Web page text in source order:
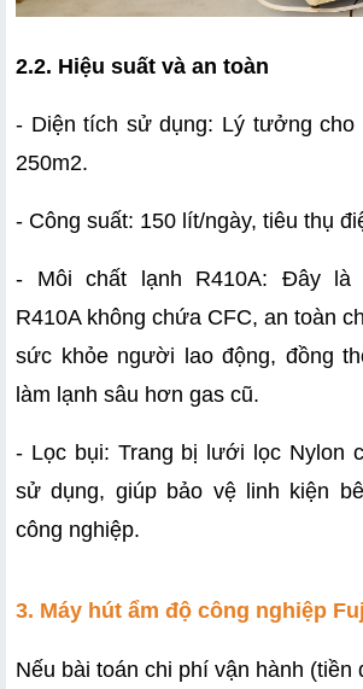
2.2. Hiệu suất và an toàn
- Diện tích sử dụng: Lý tưởng cho
250m2.
- Công suất: 150 lít/ngày, tiêu thụ
- Môi chất lạnh R410A: Đây là
R410A không chứa CFC, an toàn
sức khỏe người lao động, đồng
làm lạnh sâu hơn gas cũ.
- Lọc bụi: Trang bị lưới lọc Nylon
sử dụng, giúp bảo vệ linh kiện
công nghiệp.
3. Máy hút ẩm độ công nghiệp
Nếu bài toán chi phí vận hành (tiền